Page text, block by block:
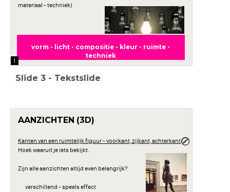
materiaal - techniek)
vorm - licht - compositie - kleur - ruimte -
techniek
1
Slide 3 - Tekstslide
AANZICHTEN (3D)
Kanten van een ruimtelijk figuur - voorkant, zijkant, achterkant
Hoek waaruit je iets bekijkt.
Zijn alle aanzichten altijd even belangrijk?
verschillend - speels effect